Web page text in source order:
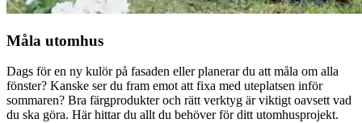
Måla utomhus
Dags för en ny kulör på fasaden eller planerar du att måla om alla
fönster? Kanske ser du fram emot att fixa med uteplatsen inför
sommaren? Bra färgprodukter och rätt verktyg är viktigt oavsett vad
du ska göra. Här hittar du allt du behöver för ditt utomhusprojekt.